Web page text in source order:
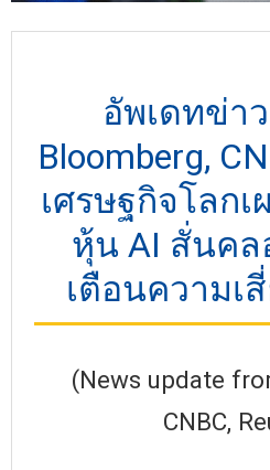
อัพเดทข่า
Bloomberg,
เศรษฐกิจโลก
หุ้น AI สั่นคล
เตือนความเ
(News update
CNBC,